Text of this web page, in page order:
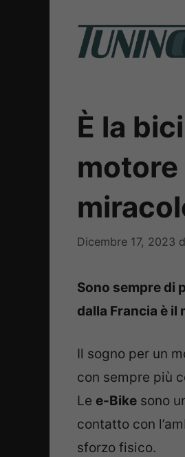
È la
motore
Dicembre 17, 2023
Sono sempre di
dalla Francia è il
Il sogno per un
con sempre più
Le e-Bike sono
contatto con
sforzo fisico.